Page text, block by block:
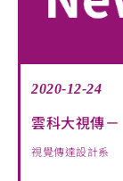
2020-12-24
雲科大視傳
視覺傳達設計系